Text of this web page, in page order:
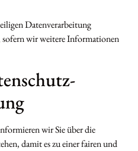
Datenverarbeitung
wir weitere Informationen
wir Sie über die
damit es zu einer fairen und